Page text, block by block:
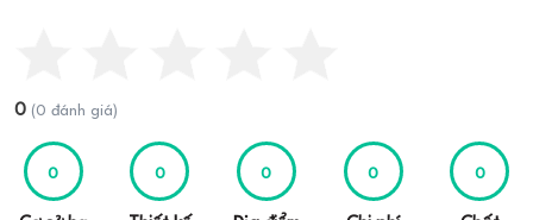
0 (0 đánh giá)
0 0 0 0 0